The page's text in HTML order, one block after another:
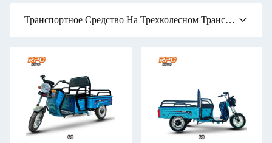
Транспортное Средство На Трехколесном Транспорте